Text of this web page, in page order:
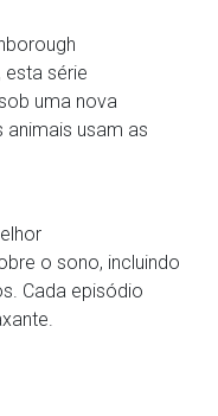
série
uma nova
usam as
o sono, incluindo
Cada episódio